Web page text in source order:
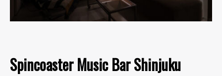
Spincoaster Music Bar Shinjuku